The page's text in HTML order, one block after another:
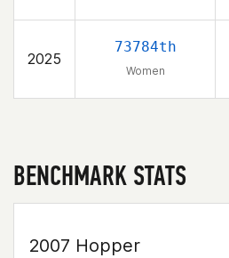
2025
73784th
Women
BENCHMARK STATS
2007 Hopper